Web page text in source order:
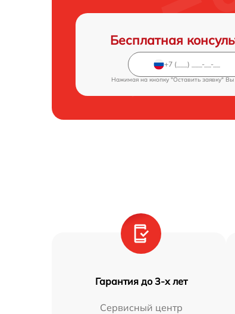
Бесплатная
Нажимая на кнопку "Оставить заявку" Вы
Гарантия до 3-х лет
Сервисный центр